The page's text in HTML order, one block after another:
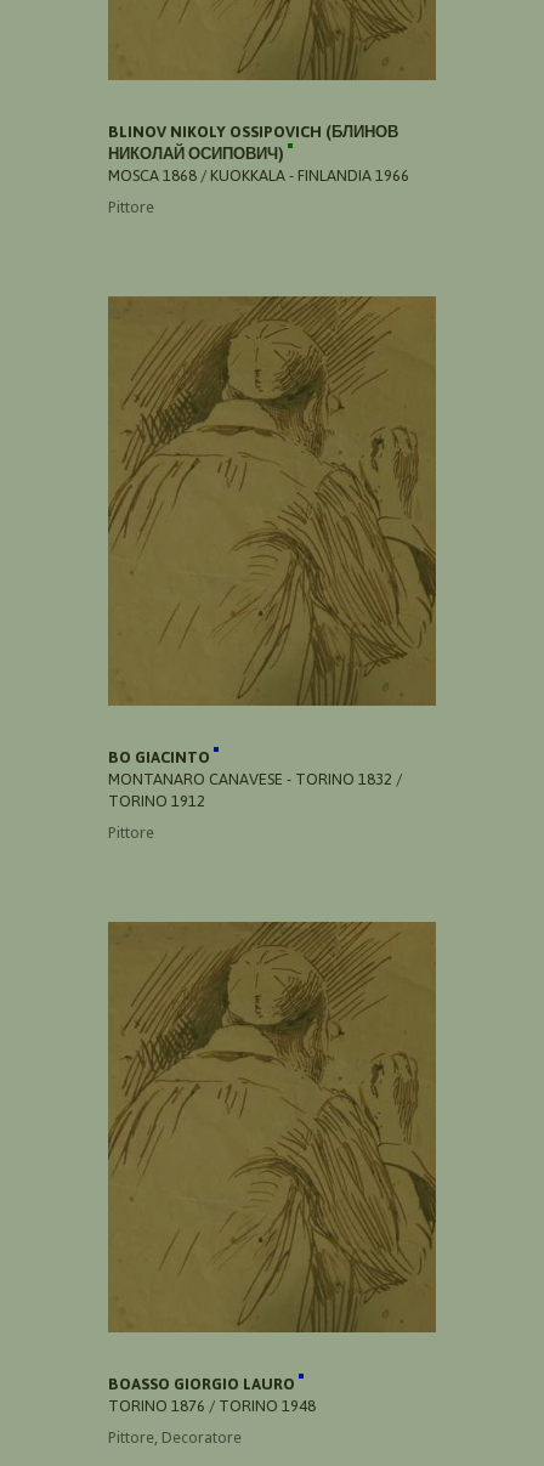
BLINOV NIKOLY OSSIPOVICH (БЛИНОВ
НИКОЛАЙ ОСИПОВИЧ)
MOSCA 1868 / KUOKKALA - FINLANDIA 1966
Pittore
BO GIACINTO
MONTANARO CANAVESE - TORINO 1832 /
TORINO 1912
Pittore
BOASSO GIORGIO LAURO
TORINO 1876 / TORINO 1948
Pittore, Decoratore